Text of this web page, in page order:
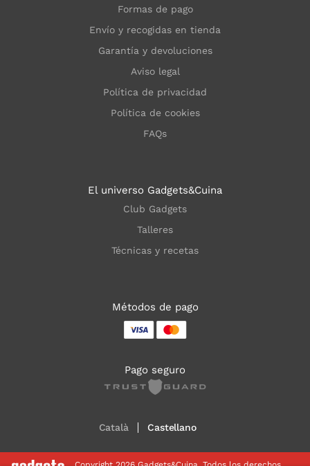
Formas de pago
Envío y recogidas en tienda
Garantía y devoluciones
Aviso legal
Política de privacidad
Política de cookies
FAQs
El universo Gadgets&Cuina
Club Gadgets
Talleres
Técnicas y recetas
Métodos de pago
Pago seguro
Català Castellano